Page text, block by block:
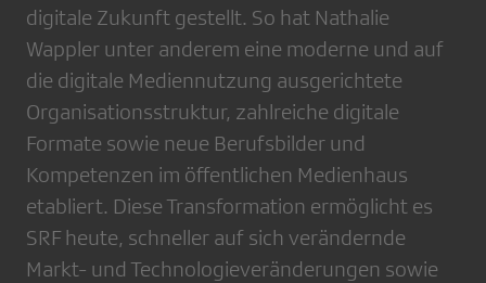
digitale Zukunft gestellt. So hat Nathalie
Wappler unter anderem eine moderne und auf
die digitale Mediennutzung ausgerichtete
Organisationsstruktur, zahlreiche digitale
Formate sowie neue Berufsbilder und
Kompetenzen im öffentlichen Medienhaus
etabliert. Diese Transformation ermöglicht es
SRF heute, schneller auf sich verändernde
Markt- und Technologieveränderungen sowie